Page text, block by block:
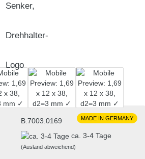
MADE IN GERMANY
B.7003.0169
ca. 3-4 Tage
(Ausland abweichend)